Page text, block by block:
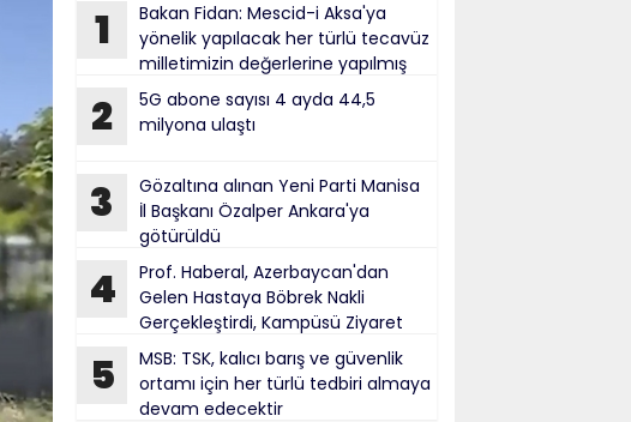
1
Bakan Fidan: Mescid-i Aksa'ya
yönelik yapılacak her türlü tecavüz
milletimizin değerlerine yapılmış
kabul ediliyor
2
5G abone sayısı 4 ayda 44,5
milyona ulaştı
3
Gözaltına alınan Yeni Parti Manisa
İl Başkanı Özalper Ankara'ya
götürüldü
4
Prof. Haberal, Azerbaycan'dan
Gelen Hastaya Böbrek Nakli
Gerçekleştirdi, Kampüsü Ziyaret
5
MSB: TSK, kalıcı barış ve güvenlik
ortamı için her türlü tedbiri almaya
devam edecektir